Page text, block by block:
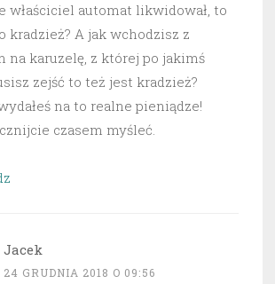
właściciel automat likwidował, to
kradzież? A jak wchodzisz z
na karuzelę, z której po jakimś
zejść to też jest kradzież?
na to realne pieniądze!
czasem myśleć.
Jacek
24 GRUDNIA 2018 O 09:56